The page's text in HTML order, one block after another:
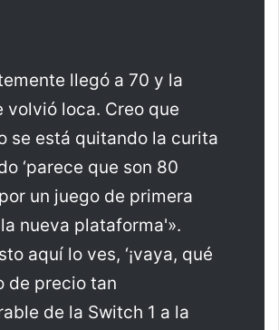
llegó a 70 y la
volvió loca. Creo que
se está quitando la curita
‘parece que son 80
un juego de primera
nueva plataforma'».
aquí lo ves, ‘¡vaya, qué
de precio tan
de la Switch 1 a la